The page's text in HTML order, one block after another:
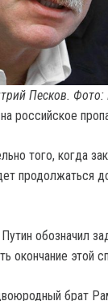
Песков.
российское
того, когда
продолжаться
обозначил
окончание этой
брат